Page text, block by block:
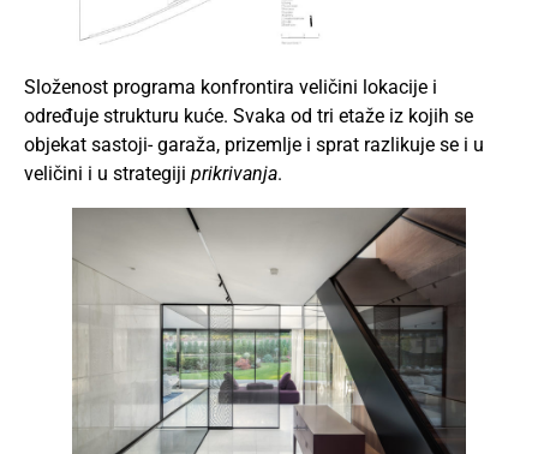
Složenost programa konfrontira veličini lokacije i
određuje strukturu kuće. Svaka od tri etaže iz kojih se
objekat sastoji- garaža, prizemlje i sprat razlikuje se i u
veličini i u strategiji prikrivanja.